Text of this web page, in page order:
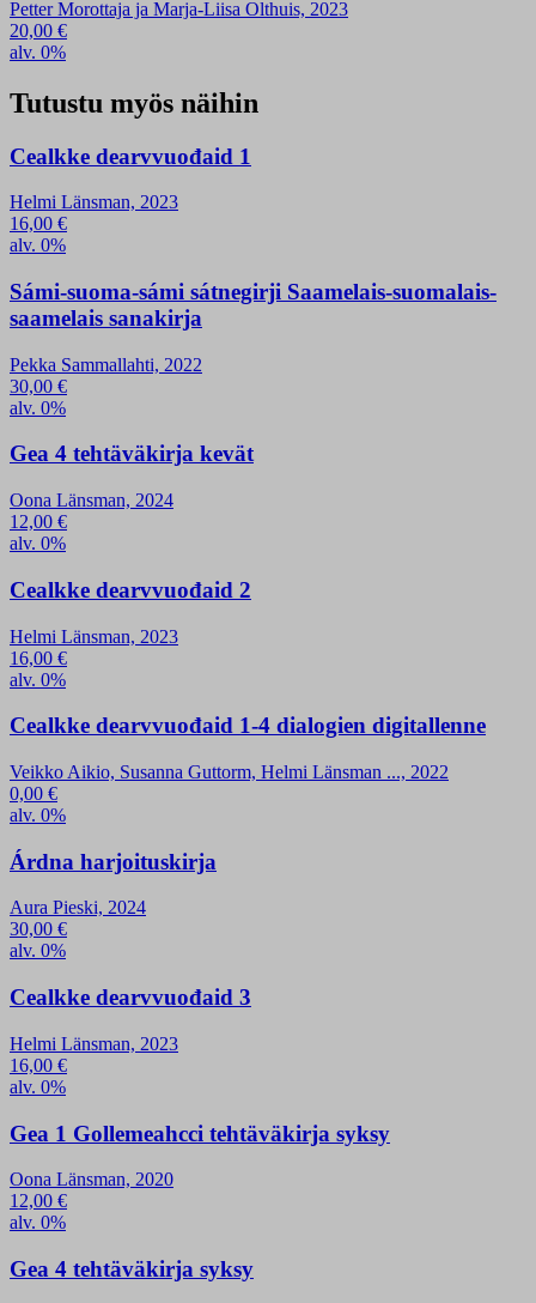
Petter Morottaja ja Marja-Liisa Olthuis, 2023
20,00 €
alv. 0%
Tutustu myös näihin
Cealkke dearvvuođaid 1
Helmi Länsman, 2023
16,00 €
alv. 0%
Sámi-suoma-sámi sátnegirji Saamelais-suomalais-
saamelais sanakirja
Pekka Sammallahti, 2022
30,00 €
alv. 0%
Gea 4 tehtäväkirja kevät
Oona Länsman, 2024
12,00 €
alv. 0%
Cealkke dearvvuođaid 2
Helmi Länsman, 2023
16,00 €
alv. 0%
Cealkke dearvvuođaid 1-4 dialogien digitallenne
Veikko Aikio, Susanna Guttorm, Helmi Länsman ..., 2022
0,00 €
alv. 0%
Árdna harjoituskirja
Aura Pieski, 2024
30,00 €
alv. 0%
Cealkke dearvvuođaid 3
Helmi Länsman, 2023
16,00 €
alv. 0%
Gea 1 Gollemeahcci tehtäväkirja syksy
Oona Länsman, 2020
12,00 €
alv. 0%
Gea 4 tehtäväkirja syksy